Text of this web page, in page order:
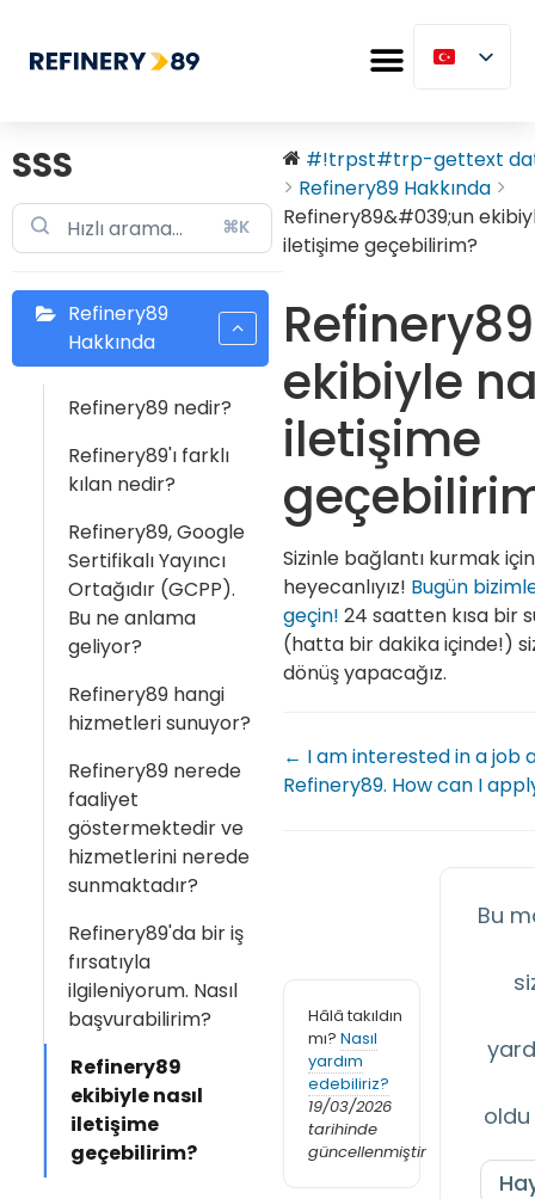
SSS
⌘K
Refinery89
Hakkında
Refinery89 nedir?
Refinery89'ı farklı
kılan nedir?
Refinery89, Google
Sertifikalı Yayıncı
Ortağıdır (GCPP).
Bu ne anlama
geliyor?
Refinery89 hangi
hizmetleri sunuyor?
Refinery89 nerede
faaliyet
göstermektedir ve
hizmetlerini nerede
sunmaktadır?
Refinery89'da bir iş
fırsatıyla
ilgileniyorum. Nasıl
başvurabilirim?
Refinery89
ekibiyle nasıl
iletişime
geçebilirim?
#!trpst#trp-gettext
Refinery89 Hakkında
Refinery89&#039;un
iletişime geçebilirim?
Refinery89
ekibiyle
iletişime
Sizinle bağlantı kurmak için
heyecanlıyız! Bugün
geçin! 24 saatten kısa bir
(hatta bir dakika içinde!)
dönüş yapacağız.
← I am interested in a job
Refinery89. How can I
Hâlâ takıldın
mı? Nasıl
yardım
edebiliriz?
19/03/2026
tarihinde
güncellenmiştir
Bu